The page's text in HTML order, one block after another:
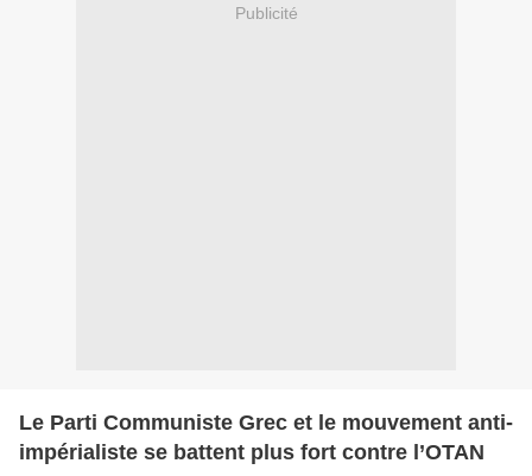
Publicité
Le Parti Communiste Grec et le mouvement anti-
impérialiste se battent plus fort contre l’OTAN